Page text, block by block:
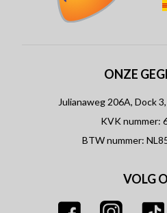
ONZE
Julianaweg 206A, Dock
KVK nummer:
BTW nummer:
VOLG